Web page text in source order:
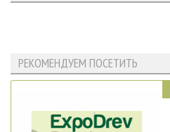
РЕКОМЕНДУЕМ ПОСЕТИТЬ